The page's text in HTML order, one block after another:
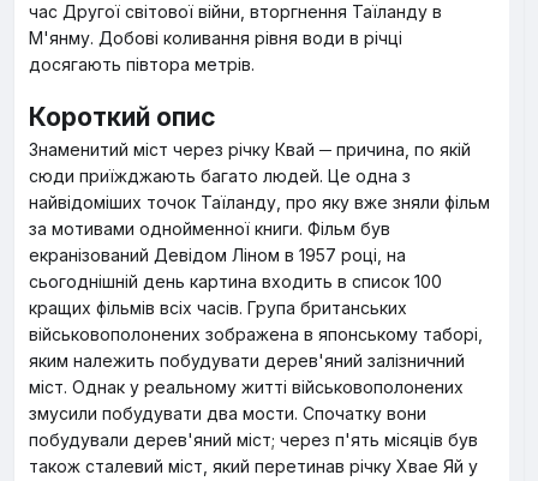
час Другої світової війни, вторгнення Таїланду в
М'янму. Добові коливання рівня води в річці
досягають півтора метрів.
Короткий опис
Знаменитий міст через річку Квай ─ причина, по якій
сюди приїжджають багато людей. Це одна з
найвідоміших точок Таїланду, про яку вже зняли фільм
за мотивами однойменної книги. Фільм був
екранізований Девідом Ліном в 1957 році, на
сьогоднішній день картина входить в список 100
кращих фільмів всіх часів. Група британських
військовополонених зображена в японському таборі,
яким належить побудувати дерев'яний залізничний
міст. Однак у реальному житті військовополонених
змусили побудувати два мости. Спочатку вони
побудували дерев'яний міст; через п'ять місяців був
також сталевий міст, який перетинав річку Хвае Яй у